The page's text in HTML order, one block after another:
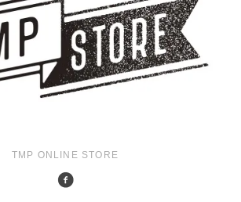
TMP ONLINE STORE